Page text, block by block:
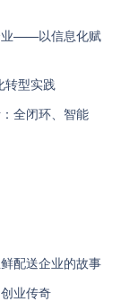
业——以信息化赋
转型实践
全闭环、智能
配送企业的故事
业传奇